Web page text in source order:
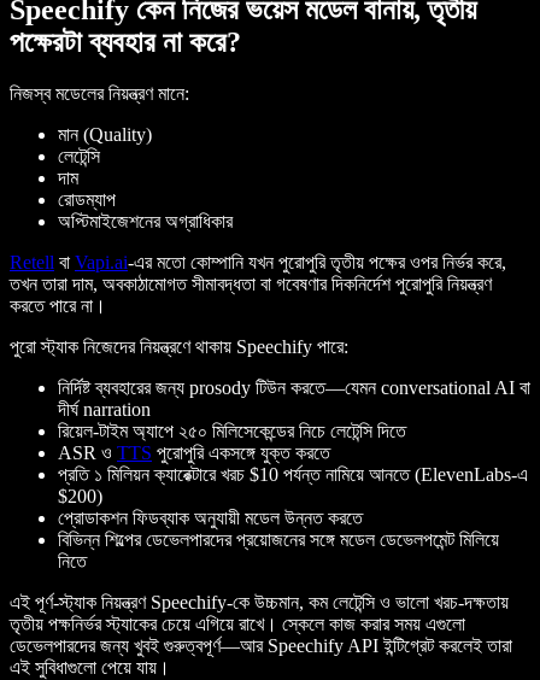
Speechify কেন নিজের ভয়েস মডেল বানায়, তৃতীয়
পক্ষেরটা ব্যবহার না করে?
নিজস্ব মডেলের নিয়ন্ত্রণ মানে:
মান (Quality)
লেটেন্সি
দাম
রোডম্যাপ
অপ্টিমাইজেশনের অগ্রাধিকার
Retell বা Vapi.ai-এর মতো কোম্পানি যখন পুরোপুরি তৃতীয় পক্ষের ওপর নির্ভর করে,
তখন তারা দাম, অবকাঠামোগত সীমাবদ্ধতা বা গবেষণার দিকনির্দেশ পুরোপুরি নিয়ন্ত্রণ
করতে পারে না।
পুরো স্ট্যাক নিজেদের নিয়ন্ত্রণে থাকায় Speechify পারে:
নির্দিষ্ট ব্যবহারের জন্য prosody টিউন করতে—যেমন conversational AI বা
দীর্ঘ narration
রিয়েল-টাইম অ্যাপে ২৫০ মিলিসেকেন্ডের নিচে লেটেন্সি দিতে
ASR ও TTS পুরোপুরি একসঙ্গে যুক্ত করতে
প্রতি ১ মিলিয়ন ক্যারেক্টারে খরচ $10 পর্যন্ত নামিয়ে আনতে (ElevenLabs-এ
$200)
প্রোডাকশন ফিডব্যাক অনুযায়ী মডেল উন্নত করতে
বিভিন্ন শিল্পের ডেভেলপারদের প্রয়োজনের সঙ্গে মডেল ডেভেলপমেন্ট মিলিয়ে
নিতে
এই পূর্ণ-স্ট্যাক নিয়ন্ত্রণ Speechify-কে উচ্চমান, কম লেটেন্সি ও ভালো খরচ-দক্ষতায়
তৃতীয় পক্ষনির্ভর স্ট্যাকের চেয়ে এগিয়ে রাখে। স্কেলে কাজ করার সময় এগুলো
ডেভেলপারদের জন্য খুবই গুরুত্বপূর্ণ—আর Speechify API ইন্টিগ্রেট করলেই তারা
এই সুবিধাগুলো পেয়ে যায়।